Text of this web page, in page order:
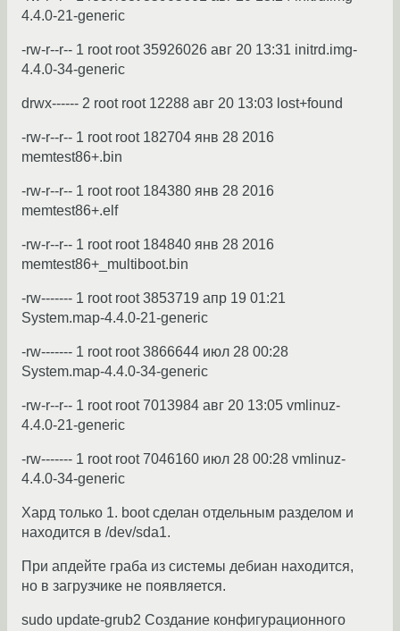
4.4.0-21-generic
-rw-r--r-- 1 root root 35926026 авг 20 13:31 initrd.img-
4.4.0-34-generic
drwx------ 2 root root 12288 авг 20 13:03 lost+found
-rw-r--r-- 1 root root 182704 янв 28 2016
memtest86+.bin
-rw-r--r-- 1 root root 184380 янв 28 2016
memtest86+.elf
-rw-r--r-- 1 root root 184840 янв 28 2016
memtest86+_multiboot.bin
-rw------- 1 root root 3853719 апр 19 01:21
System.map-4.4.0-21-generic
-rw------- 1 root root 3866644 июл 28 00:28
System.map-4.4.0-34-generic
-rw-r--r-- 1 root root 7013984 авг 20 13:05 vmlinuz-
4.4.0-21-generic
-rw------- 1 root root 7046160 июл 28 00:28 vmlinuz-
4.4.0-34-generic
Хард только 1. boot сделан отдельным разделом и
находится в /dev/sda1.
При апдейте граба из системы дебиан находится,
но в загрузчике не появляется.
sudo update-grub2 Создание конфигурационного